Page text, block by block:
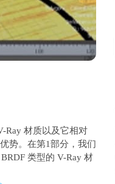
Ray 材质以及它相对
势。在第1部分，我们
类型的 V-Ray 材